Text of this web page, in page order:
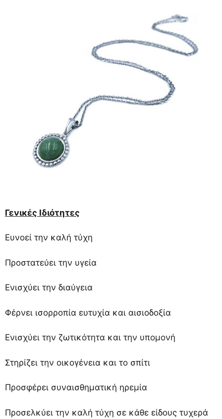
Γενικές Ιδιότητες
Ευνοεί την καλή τύχη
Προστατεύει την υγεία
Ενισχύει την διαύγεια
Φέρνει ισορροπία ευτυχία και αισιοδοξία
Ενισχύει την ζωτικότητα και την υπομονή
Στηρίζει την οικογένεια και το σπίτι
Προσφέρει συναισθηματική ηρεμία
Προσελκύει την καλή τύχη σε κάθε είδους τυχερά